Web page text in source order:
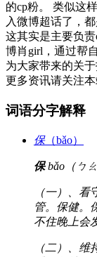
的cp粉。 类似这
入微博超话了，
这其实是主要负
博肖girl，通过帮
为大家带来的关
更多资讯请关注本
词语分字解释
保（bǎo）
保bǎo（ㄅㄠ
（一）、
管。保健。
不住晚上会
（二）、